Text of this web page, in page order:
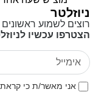
ניוזלטר
רוצים לשמוע ראשונים
הצטרפו עכשיו
אני מאשר/ת כי קראתי